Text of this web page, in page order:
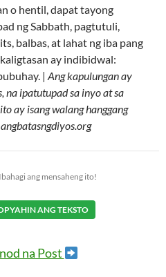
o hentil, dapat tayong
ng Sabbath, pagtutuli,
balbas, at lahat ng iba pang
ay indibidwal:
| Ang kapulungan ay
na ipatutupad sa inyo at sa
ay isang walang hanggang
ang mensaheng ito!
ANG TEKSTO
na Post